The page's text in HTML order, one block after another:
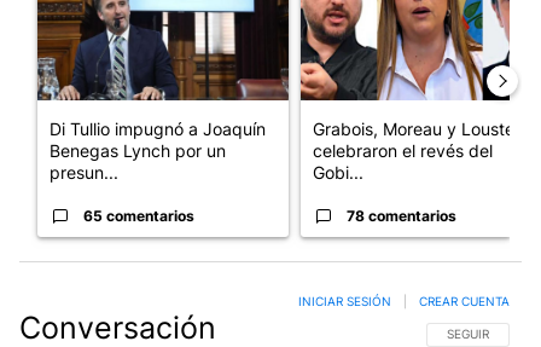
Di Tullio impugnó a Joaquín
Benegas Lynch por un
presun...
65 comentarios
Grabois, Moreau y Lousteau
celebraron el revés del
Gobi...
78 comentarios
Conversación SIGA ESTA
SEGUIR
INICIAR SESIÓN CREAR CUENTA